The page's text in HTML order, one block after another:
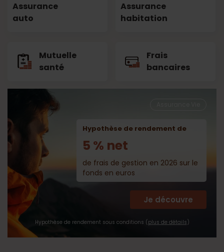
Assurance
auto
Assurance
habitation
Mutuelle
santé
Frais
bancaires
Hypothèse de rendement de
5 % net
de frais de gestion en 2026 sur le
fonds en euros
Hypothèse de rendement sous conditions ( plus de détails )
Je découvre